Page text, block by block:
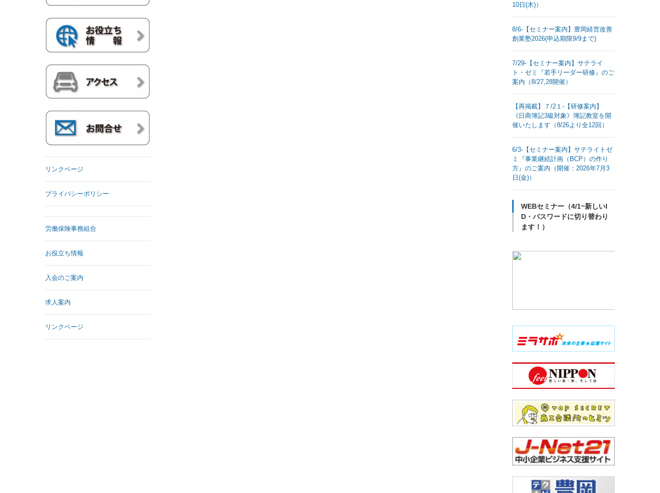
リンクページ
プライバシーポリシー
労働保険事務組合
お役立ち情報
入会のご案内
求人案内
リンクページ
10日(木)）
8/6-【セミナー案内】豊岡経営改善
創業塾2026(申込期限9/9まで)
7/29-【セミナー案内】サテライ
ト・ゼミ『若手リーダー研修』のご
案内（8/27,28開催）
【再掲載】７/2１-【研修案内】
《日商簿記3級対象》簿記教室を開
催いたします（8/26より全12回）
6/3-【セミナー案内】サテライトゼ
ミ『事業継続計画（BCP）の作り
方』のご案内（開催：2026年7月3
日(金)）
WEBセミナー（4/1~新しいI
D・パスワードに切り替わり
ます！）